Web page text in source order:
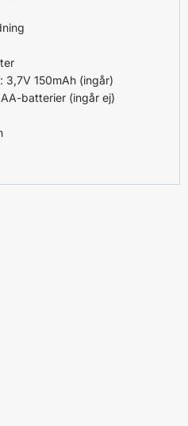
3,7V 150mAh (ingår)
batterier (ingår ej)